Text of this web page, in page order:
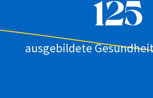
125
ausgebildete